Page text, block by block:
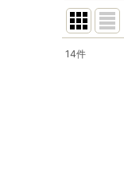
14件